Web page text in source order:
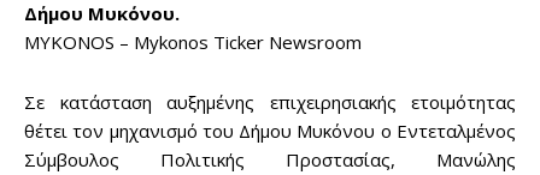
Δήμου Μυκόνου.
MYKONOS – Mykonos Ticker Newsroom
Σε κατάσταση αυξημένης επιχειρησιακής ετοιμότητας
θέτει τον μηχανισμό του Δήμου Μυκόνου ο Εντεταλμένος
Σύμβουλος Πολιτικής Προστασίας, Μανώλης